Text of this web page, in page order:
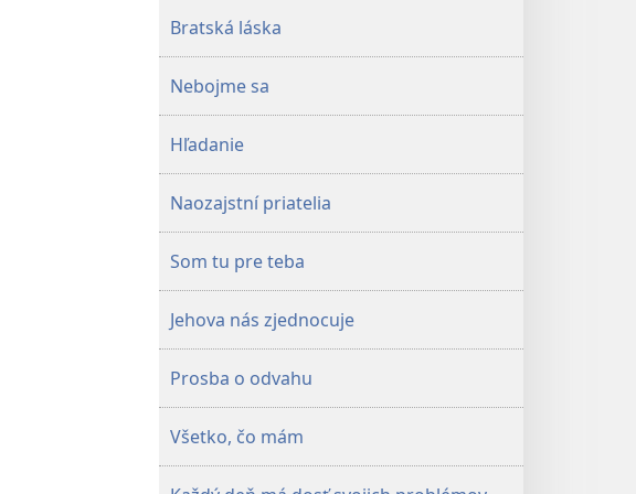
Bratská láska
Nebojme sa
Hľadanie
Naozajstní priatelia
Som tu pre teba
Jehova nás zjednocuje
Prosba o odvahu
Všetko, čo mám